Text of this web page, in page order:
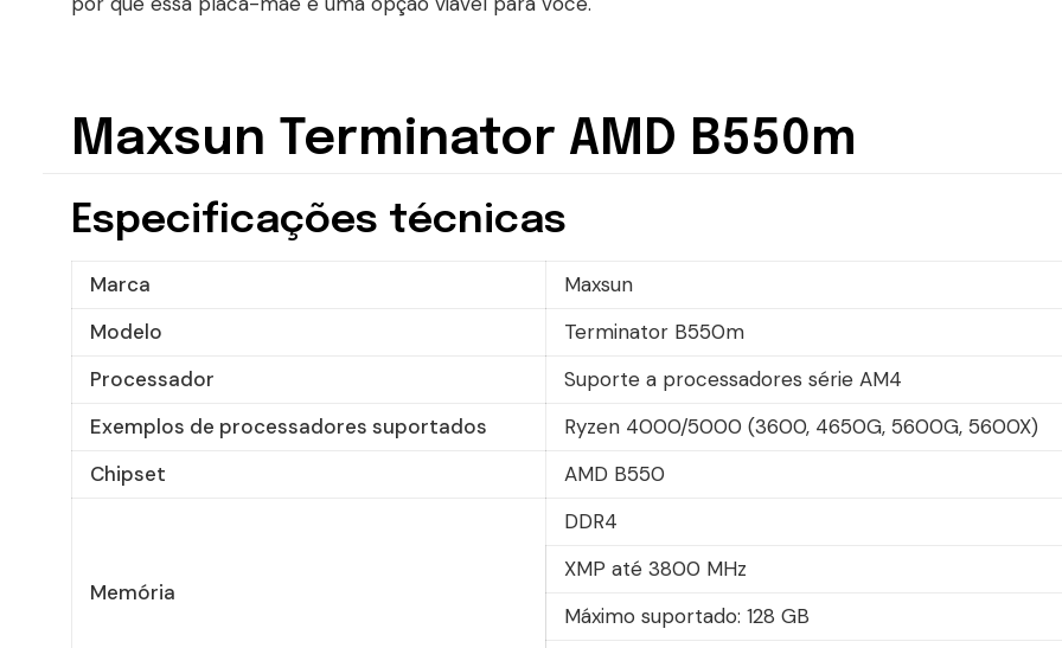
Maxsun Terminator AMD B550m
Especificações técnicas
Marca
Maxsun
Modelo
Terminator B550m
Processador
Suporte a processadores série AM4
Exemplos de processadores suportados
Ryzen 4000/5000 (3600, 4650G, 5600G, 5600X)
Chipset
AMD B550
Memória
DDR4
XMP até 3800 MHz
Máximo suportado: 128 GB